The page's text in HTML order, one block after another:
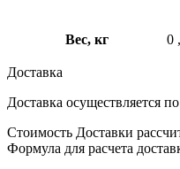
Вес, кг 0 ,
Доставка
Доставка осуществляется
Стоимость Доставки
Формула для расчета